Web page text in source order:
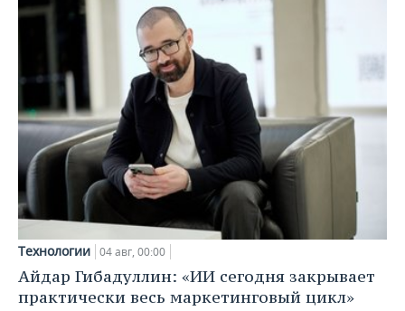
Технологии 04 авг, 00:00
Айдар Гибадуллин: «ИИ сегодня закрывает
практически весь маркетинговый цикл»